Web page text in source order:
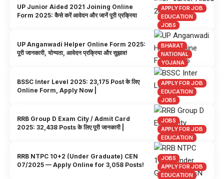
APPLY FOR JOB
EDUCATION
JOBS
UP Junior Aided 2021 Joining Online
Form 2025: कैसे करें आवेदन और जानें पूरी प्रक्रिया
BHARAT
NATIONAL
YOJANA
UP Anganwadi Helper Online Form 2025:
पूरी जानकारी, योग्यता, आवेदन प्रक्रिया और सुझाव!
APPLY FOR JOB
EDUCATION
JOBS
BSSC Inter Level 2025: 23,175 Post के लिए
Online Form, Apply Now |
JOBS
APPLY FOR JOB
EDUCATION
RRB Group D Exam City / Admit Card
2025: 32,438 Posts के लिए पूरी जानकारी |
JOBS
APPLY FOR JOB
EDUCATION
RRB NTPC 10+2 (Under Graduate) CEN
07/2025 — Apply Online for 3,058 Posts!